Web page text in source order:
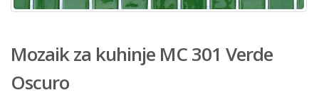
Mozaik za kuhinje MC 301 Verde
Oscuro